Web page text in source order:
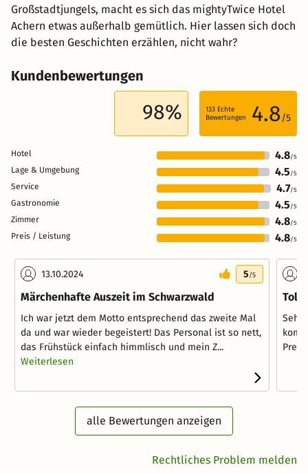
Großstadtjungels, macht es sich das mightyTwice Hotel
Achern etwas außerhalb gemütlich. Hier lassen sich doch
die besten Geschichten erzählen, nicht wahr?
Kundenbewertungen
98% 133 Echte
Bewertungen
4.8/5
Hotel 4.8/5
Lage & Umgebung 4.5 /5
Service 4.7/5
Gastronomie 4.5 /5
Zimmer 4.8/5
Preis / Leistung 4.8/5
13.10.2024 5/5
Märchenhafte Auszeit im Schwarzwald
Ich war jetzt dem Motto entsprechend das zweite Mal
da und war wieder begeistert! Das Personal ist so nett,
das Frühstück einfach himmlisch und mein Z...
Weiterlesen
Sehr
alle Bewertungen anzeigen
Rechtliches Problem melden